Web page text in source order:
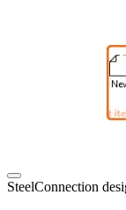
SteelConnection